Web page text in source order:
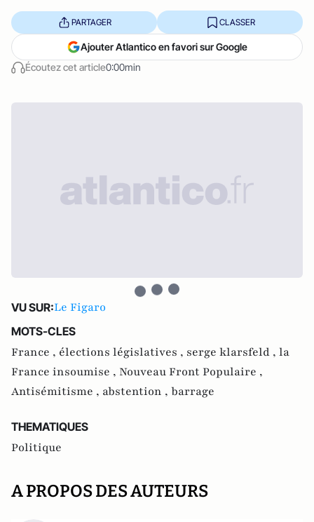
Écoutez cet article0:00min
PARTAGER CLASSER
Ajouter Atlantico en favori sur Google
VU SUR:Le Figaro
MOTS-CLES
France , élections législatives , serge klarsfeld , la
France insoumise , Nouveau Front Populaire ,
Antisémitisme , abstention , barrage
THEMATIQUES
Politique
A PROPOS DES AUTEURS